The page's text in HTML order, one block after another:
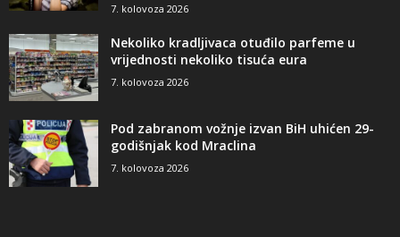
7. kolovoza 2026
Nekoliko kradljivaca otuđilo parfeme u
vrijednosti nekoliko tisuća eura
7. kolovoza 2026
Pod zabranom vožnje izvan BiH uhićen 29-
godišnjak kod Mraclina
7. kolovoza 2026